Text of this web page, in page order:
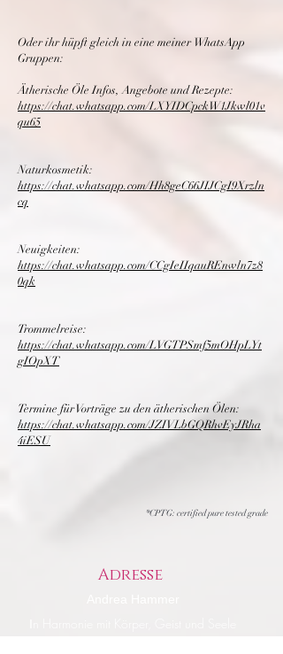
Oder ihr hüpft gleich in eine meiner WhatsApp
Gruppen:
Ätherische Öle Infos, Angebote und Rezepte:
https://chat.whatsapp.com/LXYIDCpckW1Jkwl01v
qu65
Naturkosmetik:
https://chat.whatsapp.com/Hh8geC66JIJCgI9Xrzln
cq
Neuigkeiten:
https://chat.whatsapp.com/CCgIeIIqauREnwln7z8
0qk
Trommelreise:
https://chat.whatsapp.com/LVGTPSmf5mOHpLYt
gIOpXT
Termine für Vorträge zu den ätherischen Ölen:
https://chat.whatsapp.com/JZIVLbGQRhvEyJRha
4iESU
*CPTG: certified pure tested grade
Adresse